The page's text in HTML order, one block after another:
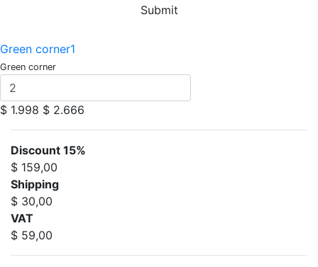
Submit
Green corner1
Green corner
$ 1.998 $ 2.666
Discount 15%
$ 159,00
Shipping
$ 30,00
VAT
$ 59,00